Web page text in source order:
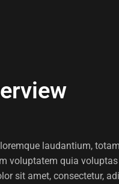
laudantium,
voluptatem quia
sit amet, consectetur,